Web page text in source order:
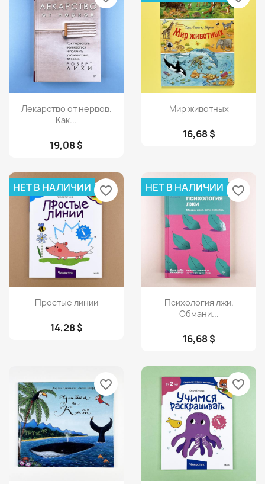
Просмотр
Лекарство от нервов.
Как...
19,08 $
Просмотр
Мир животных
16,68 $
Просмотр
Простые линии
14,28 $
НЕТ В НАЛИЧИИ favorite_border
Просмотр
Психология лжи.
Обмани...
16,68 $
НЕТ В НАЛИЧИИ favorite_border
favorite_border favorite_border